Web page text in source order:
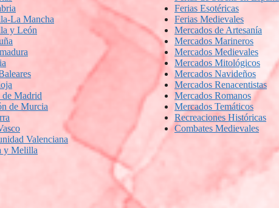
La Mancha
y León
de Madrid
de Murcia
Valenciana
y Melilla
Ferias Esotéricas
Ferias Medievales
Mercados de Artesanía
Mercados Marineros
Mercados Medievales
Mercados Mitológicos
Mercados Navideños
Mercados Renacentistas
Mercados Romanos
Mercados Temáticos
Recreaciones Históricas
Combates Medievales